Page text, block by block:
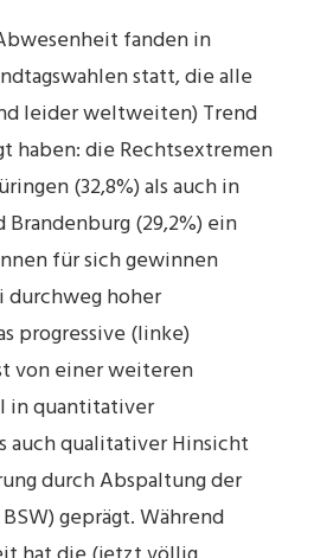
fanden in
statt, die alle
leider weltweiten) Trend
haben: die Rechtsextremen
(32,8%) als auch in
Brandenburg (29,2%) ein
für sich gewinnen
durchweg hoher
progressive (linke)
von einer weiteren
in quantitativer
auch qualitativer Hinsicht
durch Abspaltung der
geprägt. Während